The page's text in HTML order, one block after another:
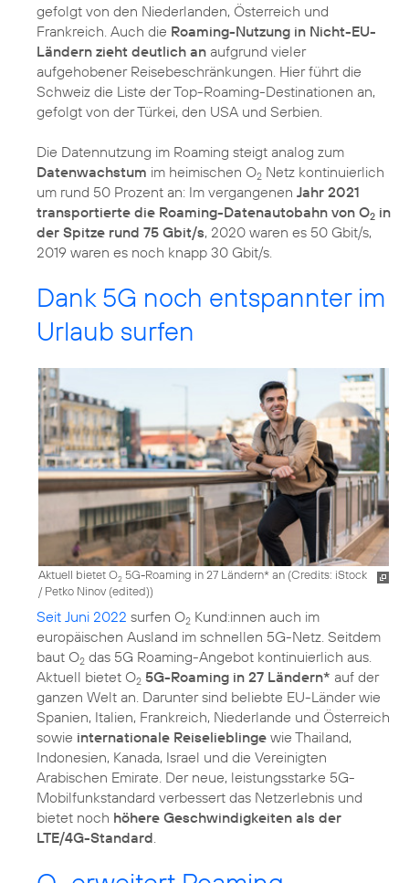
gefolgt von den Niederlanden, Österreich und
Frankreich. Auch die Roaming-Nutzung in Nicht-EU-
Ländern zieht deutlich an aufgrund vieler
aufgehobener Reisebeschränkungen. Hier führt die
Schweiz die Liste der Top-Roaming-Destinationen an,
gefolgt von der Türkei, den USA und Serbien.
Die Datennutzung im Roaming steigt analog zum
Datenwachstum im heimischen O2 Netz kontinuierlich
um rund 50 Prozent an: Im vergangenen Jahr 2021
transportierte die Roaming-Datenautobahn von O2 in
der Spitze rund 75 Gbit/s, 2020 waren es 50 Gbit/s,
2019 waren es noch knapp 30 Gbit/s.
Dank 5G noch entspannter im
Urlaub surfen
Aktuell bietet O2 5G-Roaming in 27 Ländern* an (Credits: iStock
/ Petko Ninov (edited))
Seit Juni 2022 surfen O2 Kund:innen auch im
europäischen Ausland im schnellen 5G-Netz. Seitdem
baut O2 das 5G Roaming-Angebot kontinuierlich aus.
Aktuell bietet O2 5G-Roaming in 27 Ländern* auf der
ganzen Welt an. Darunter sind beliebte EU-Länder wie
Spanien, Italien, Frankreich, Niederlande und Österreich
sowie internationale Reiselieblinge wie Thailand,
Indonesien, Kanada, Israel und die Vereinigten
Arabischen Emirate. Der neue, leistungsstarke 5G-
Mobilfunkstandard verbessert das Netzerlebnis und
bietet noch höhere Geschwindigkeiten als der
LTE/4G-Standard